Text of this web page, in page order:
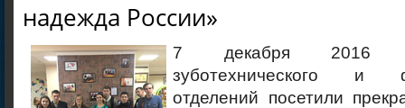
надежда России»
7 декабря 2016
зуботехнического и
отделений посетили